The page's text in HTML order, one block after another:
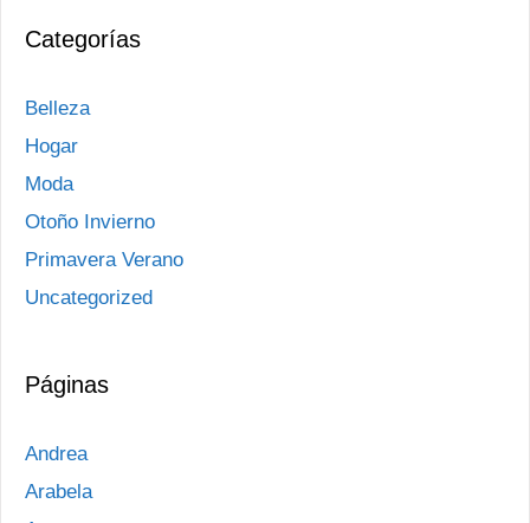
Categorías
Belleza
Hogar
Moda
Otoño Invierno
Primavera Verano
Uncategorized
Páginas
Andrea
Arabela